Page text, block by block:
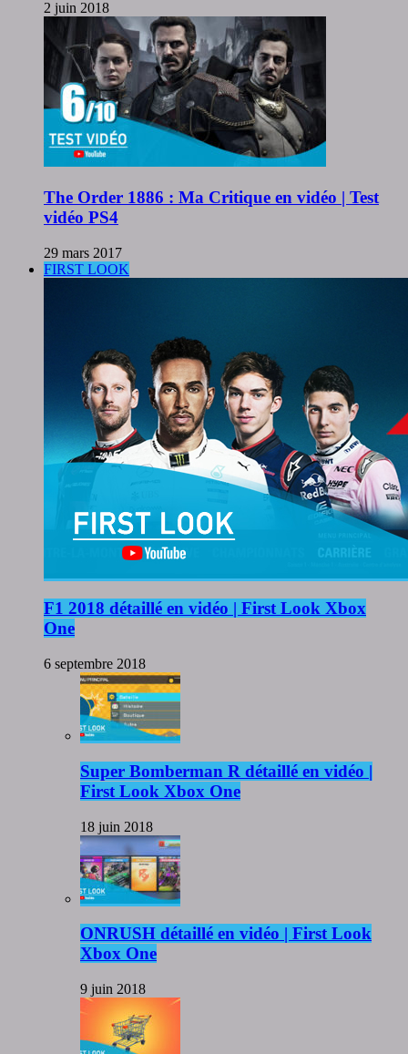
2 juin 2018
The Order 1886 : Ma Critique en vidéo | Test
vidéo PS4
29 mars 2017
FIRST LOOK
F1 2018 détaillé en vidéo | First Look Xbox
One
6 septembre 2018
Super Bomberman R détaillé en vidéo |
First Look Xbox One
18 juin 2018
ONRUSH détaillé en vidéo | First Look
Xbox One
9 juin 2018